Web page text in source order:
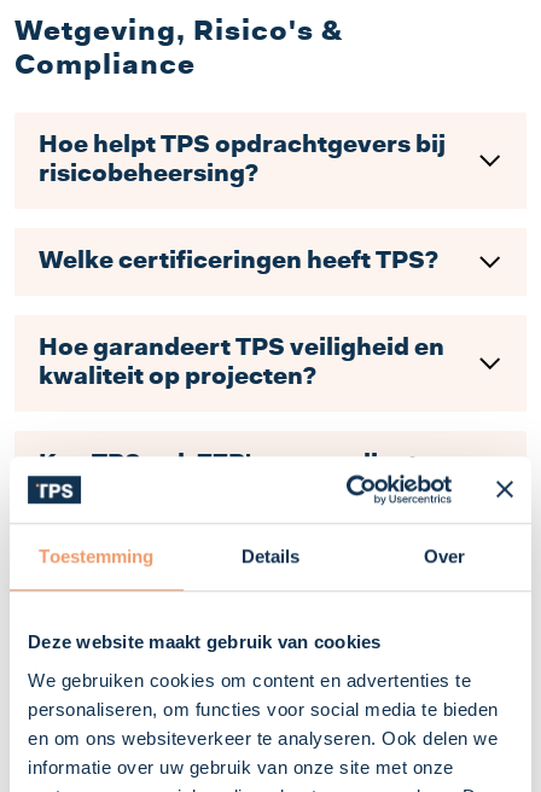
Toestemming Details Over
Deze website maakt gebruik van cookies
We gebruiken cookies om content en advertenties te
personaliseren, om functies voor social media te bieden
en om ons websiteverkeer te analyseren. Ook delen we
informatie over uw gebruik van onze site met onze
Wetgeving, Risico's &
Compliance
Hoe helpt TPS opdrachtgevers bij
risicobeheersing?
Welke certificeringen heeft TPS?
Hoe garandeert TPS veiligheid en
kwaliteit op projecten?
Kan TPS ook ZZP'ers compliant
inzetten?
Hoe snel kan TPS technische
specialisten leveren?